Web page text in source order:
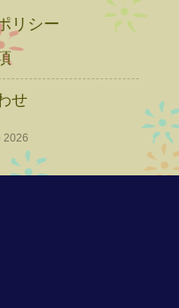
リシー
せ
2026